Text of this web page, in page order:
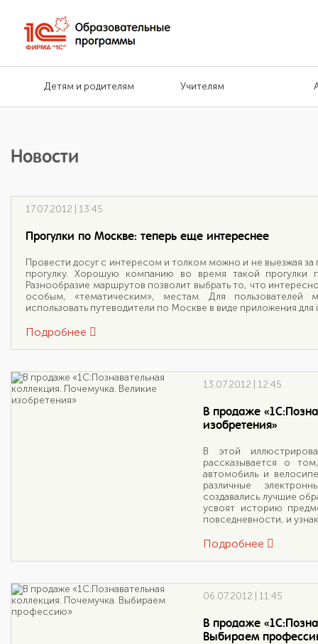
Детям и родителям Учителям
Новости
17.07.2012 | 13:45
Прогулки по Москве: теперь еще интереснее
Провести досуг с интересом и толком можно и не выезжая
прогулку. Хорошую компанию во время такой прогулки
Разнообразие маршрутов позволит выбрать то, что
особым, «тематическим», местам. Для пользователей
использовать путеводители по Москве в виде приложения для
Подробнее
13.07.2012 | 12:45
В продаже
изобретения»
В этой
рассказывается о
автомобиль и
различные
создавались лучшие
усвоят историю
повседневности, и
Подробнее
06.07.2012 | 11:45
В продаже
Выбираем